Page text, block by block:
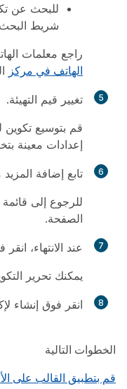
للبحث عن
شريط
راجع معلمات
الهاتف في مركز
5
تغيير قيم التهيئة.
قم بتوسيع
إعدادات معينة
6
تابع إضافة
للرجوع إلى
الصفحة.
7 عند الانتهاء، انقر
يمكنك تحرير
8 انقر فوق إنشاء
الخطوات التالية
قم بتطبيق القالب على